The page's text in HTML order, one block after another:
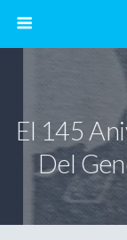
El 145
Del